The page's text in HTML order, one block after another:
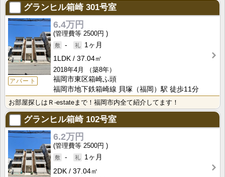
グランヒル箱崎301号室
アパート
6.4万円
2500円
-
1ヶ月
1LDK
37.04㎡
2018年4月
（築8年）
福岡市東区箱崎ふ頭
福岡市地下鉄箱崎線 貝塚（福岡）駅 徒歩11分
お部屋探しはＲ-estateまで！福岡市内全て紹介してます！
グランヒル箱崎102号室
6.2万円
2500円
-
1ヶ月
2DK
37.04㎡